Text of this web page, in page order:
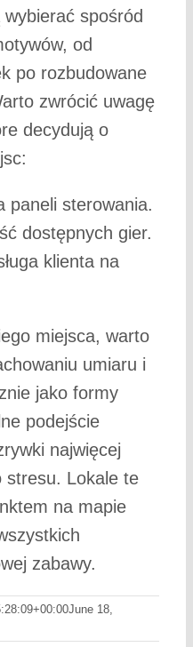
spośród
od
po rozbudowane
zwrócić uwagę
decydują o
paneli sterowania.
dostępnych gier.
klienta na
miejsca, warto
umiaru i
jako formy
podejście
najwięcej
stresu. Lokale te
na mapie
zabawy.
June 18,